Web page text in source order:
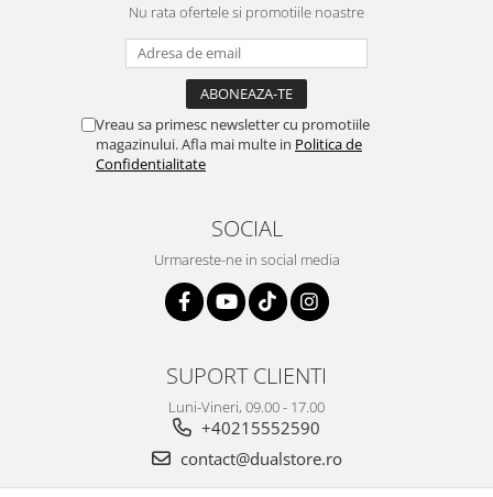
Nu rata ofertele si promotiile noastre
Vreau sa primesc newsletter cu promotiile
magazinului. Afla mai multe in Politica de
Confidentialitate
SOCIAL
Urmareste-ne in social media
SUPORT CLIENTI
Luni-Vineri, 09.00 - 17.00
+40215552590
contact@dualstore.ro